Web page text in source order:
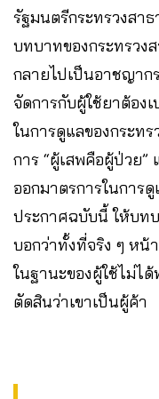
รัฐมนตรีกระทรวงสา
บทบาทของกระทรวง
กลายไปเป็นอาชญาก
จัดการกับผู้ใช้ยาต้อง
ในการดูแลของกระท
การ “ผู้เสพคือผู้ป่วย
ออกมาตรการในการ
ประกาศฉบับนี้ ให้บท
บอกว่าทั้งที่จริง ๆ หน้
ในฐานะของผู้ใช้ไม่ไ
ตัดสินว่าเขาเป็นผู้ค้า